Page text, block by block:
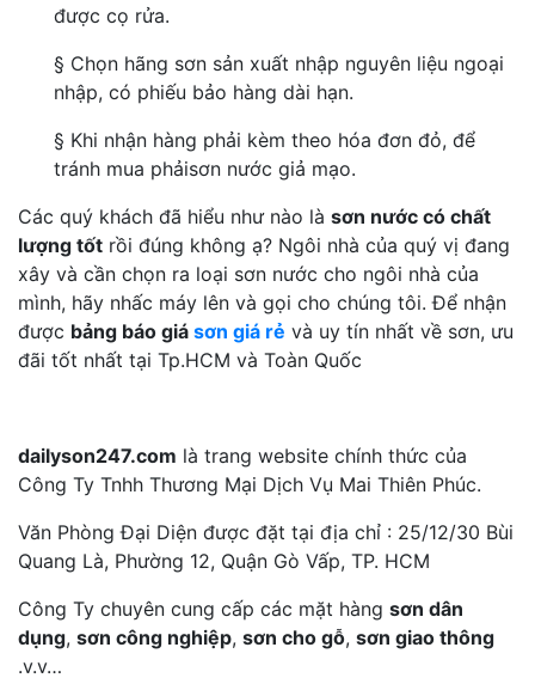
được cọ rửa.
§ Chọn hãng sơn sản xuất nhập nguyên liệu ngoại
nhập, có phiếu bảo hàng dài hạn.
§ Khi nhận hàng phải kèm theo hóa đơn đỏ, để
tránh mua phảisơn nước giả mạo.
Các quý khách đã hiểu như nào là sơn nước có chất
lượng tốt rồi đúng không ạ? Ngôi nhà của quý vị đang
xây và cần chọn ra loại sơn nước cho ngôi nhà của
mình, hãy nhấc máy lên và gọi cho chúng tôi. Để nhận
được bảng báo giá sơn giá rẻ và uy tín nhất về sơn, ưu
đãi tốt nhất tại Tp.HCM và Toàn Quốc
dailyson247.com là trang website chính thức của
Công Ty Tnhh Thương Mại Dịch Vụ Mai Thiên Phúc.
Văn Phòng Đại Diện được đặt tại địa chỉ : 25/12/30 Bùi
Quang Là, Phường 12, Quận Gò Vấp, TP. HCM
Công Ty chuyên cung cấp các mặt hàng sơn dân
dụng, sơn công nghiệp, sơn cho gỗ, sơn giao thông
.v.v…